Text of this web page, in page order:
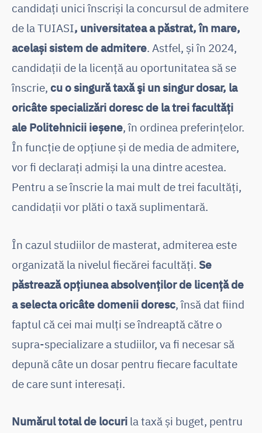
candidați unici înscriși la concursul de admitere
de la TUIASI, universitatea a păstrat, în mare,
același sistem de admitere. Astfel, și în 2024,
candidații de la licență au oportunitatea să se
înscrie, cu o singură taxă şi un singur dosar, la
oricâte specializări doresc de la trei facultăți
ale Politehnicii ieșene, în ordinea preferințelor.
În funcție de opțiune și de media de admitere,
vor fi declarați admiși la una dintre acestea.
Pentru a se înscrie la mai mult de trei facultăți,
candidații vor plăti o taxă suplimentară.
În cazul studiilor de masterat, admiterea este
organizată la nivelul fiecărei facultăți. Se
păstrează opțiunea absolvenților de licență de
a selecta oricâte domenii doresc, însă dat fiind
faptul că cei mai mulți se îndreaptă către o
supra-specializare a studiilor, va fi necesar să
depună câte un dosar pentru fiecare facultate
de care sunt interesați.
Numărul total de locuri la taxă și buget, pentru